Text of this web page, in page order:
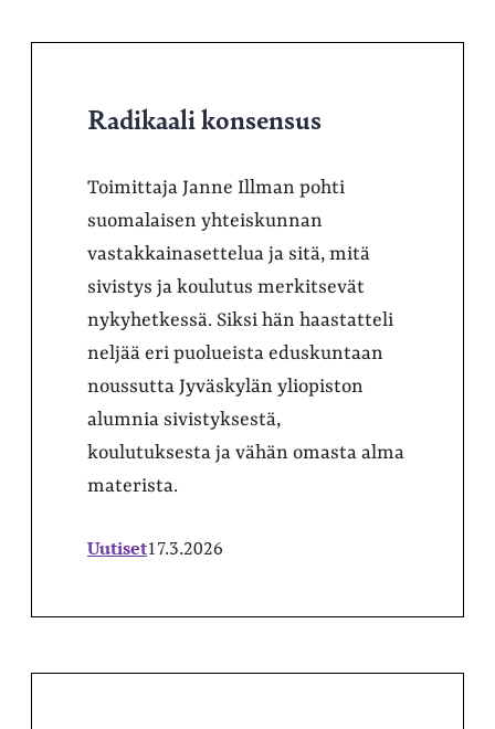
Radikaali konsensus
Toimittaja Janne Illman pohti
suomalaisen yhteiskunnan
vastakkainasettelua ja sitä, mitä
sivistys ja koulutus merkitsevät
nykyhetkessä. Siksi hän haastatteli
neljää eri puolueista eduskuntaan
noussutta Jyväskylän yliopiston
alumnia sivistyksestä,
koulutuksesta ja vähän omasta alma
materista.
Uutiset17.3.2026